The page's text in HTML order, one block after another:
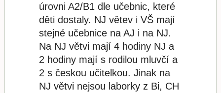
úrovni A2/B1 dle učebnic, které
děti dostaly. NJ větev i VŠ mají
stejné učebnice na AJ i na NJ.
Na NJ větvi mají 4 hodiny NJ a
2 hodiny mají s rodilou mluvčí a
2 s českou učitelkou. Jinak na
NJ větvi nejsou laborky z Bi, CH